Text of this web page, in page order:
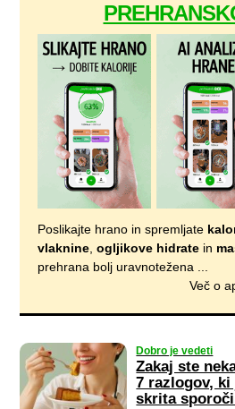
Poslikajte hrano in spremljate
vlaknine,ogljikove hidrate in
prehrana bolj uravnotežena ...
Več o
Dobro je vedeti
Zakaj ste
7 razlogov,
skrita